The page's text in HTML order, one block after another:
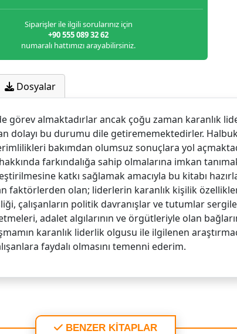
Siparişler ile ilgili sorularınız için
+90 555 089 32 62
numaralı hattımızı arayabilirsiniz.
Dosyalar
görev almaktadırlar ancak çoğu zaman karanlık
dolayı bu durumu dile getirememektedirler.
bakımdan olumsuz sonuçlara yol
farkındalığa sahip olmalarına imkan
katkı sağlamak amacıyla bu kitabı
faktörlerden olan; liderlerin karanlık kişilik
çalışanların politik davranışlar ve tutumlar
adalet algılarının ve örgütleriyle olan
karanlık liderlik olgusu ile ilgilenen
faydalı olmasını temenni ederim.
BENZER KİTAPLAR